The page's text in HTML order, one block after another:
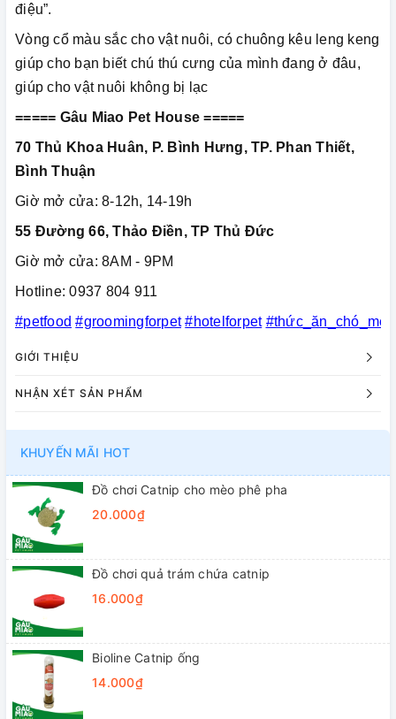
điệu”.
Vòng cổ màu sắc cho vật nuôi, có chuông kêu leng keng
giúp cho bạn biết chú thú cưng của mình đang ở đâu,
giúp cho vật nuôi không bị lạc
===== Gâu Miao Pet House =====
70 Thủ Khoa Huân, P. Bình Hưng, TP. Phan Thiết,
Bình Thuận
Giờ mở cửa: 8-12h, 14-19h
55 Đường 66, Thảo Điền, TP Thủ Đức
Giờ mở cửa: 8AM - 9PM
Hotline: 0937 804 911
#petfood #groomingforpet #hotelforpet #thức_ăn_chó_mèo
GIỚI THIỆU
NHẬN XÉT SẢN PHẨM
KHUYẾN MÃI HOT
Đồ chơi Catnip cho mèo phê pha
20.000₫
Đồ chơi quả trám chứa catnip
16.000₫
Bioline Catnip ống
14.000₫